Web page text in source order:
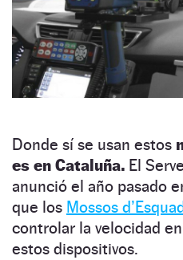
Donde sí se usan estos
es en Cataluña. El
anunció el año pasado
que los Mossos
controlar la velocidad
estos dispositivos.